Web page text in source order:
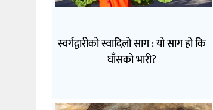
स्वर्गद्वारीको स्वादिलो साग : यो साग हो कि
घाँसको भारी?